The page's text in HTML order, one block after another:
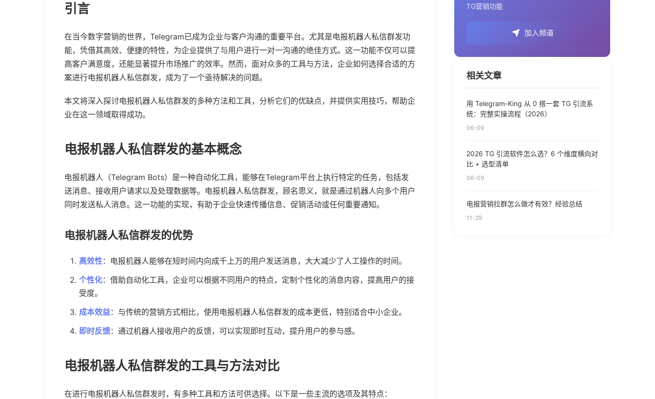
引言
在当今数字营销的世界，Telegram已成为企业与客户沟通的重要平台。尤其是电报机器人私信群发功
能，凭借其高效、便捷的特性，为企业提供了与用户进行一对一沟通的绝佳方式。这一功能不仅可以提
高客户满意度，还能显著提升市场推广的效率。然而，面对众多的工具与方法，企业如何选择合适的方
案进行电报机器人私信群发，成为了一个亟待解决的问题。
本文将深入探讨电报机器人私信群发的多种方法和工具，分析它们的优缺点，并提供实用技巧，帮助企
业在这一领域取得成功。
电报机器人私信群发的基本概念
电报机器人（Telegram Bots）是一种自动化工具，能够在Telegram平台上执行特定的任务，包括发
送消息、接收用户请求以及处理数据等。电报机器人私信群发，顾名思义，就是通过机器人向多个用户
同时发送私人消息。这一功能的实现，有助于企业快速传播信息、促销活动或任何重要通知。
电报机器人私信群发的优势
高效性：电报机器人能够在短时间内向成千上万的用户发送消息，大大减少了人工操作的时间。
个性化：借助自动化工具，企业可以根据不同用户的特点，定制个性化的消息内容，提高用户的接
受度。
成本效益：与传统的营销方式相比，使用电报机器人私信群发的成本更低，特别适合中小企业。
即时反馈：通过机器人接收用户的反馈，可以实现即时互动，提升用户的参与感。
电报机器人私信群发的工具与方法对比
在进行电报机器人私信群发时，有多种工具和方法可供选择。以下是一些主流的选项及其特点：
TG营销功能
加入频道
相关文章
用 Telegram-King 从 0 搭一套 TG 引流系
统：完整实操流程（2026）
06-09
2026 TG 引流软件怎么选？6 个维度横向对
比 + 选型清单
06-09
电报营销拉群怎么做才有效？经验总结
11-29